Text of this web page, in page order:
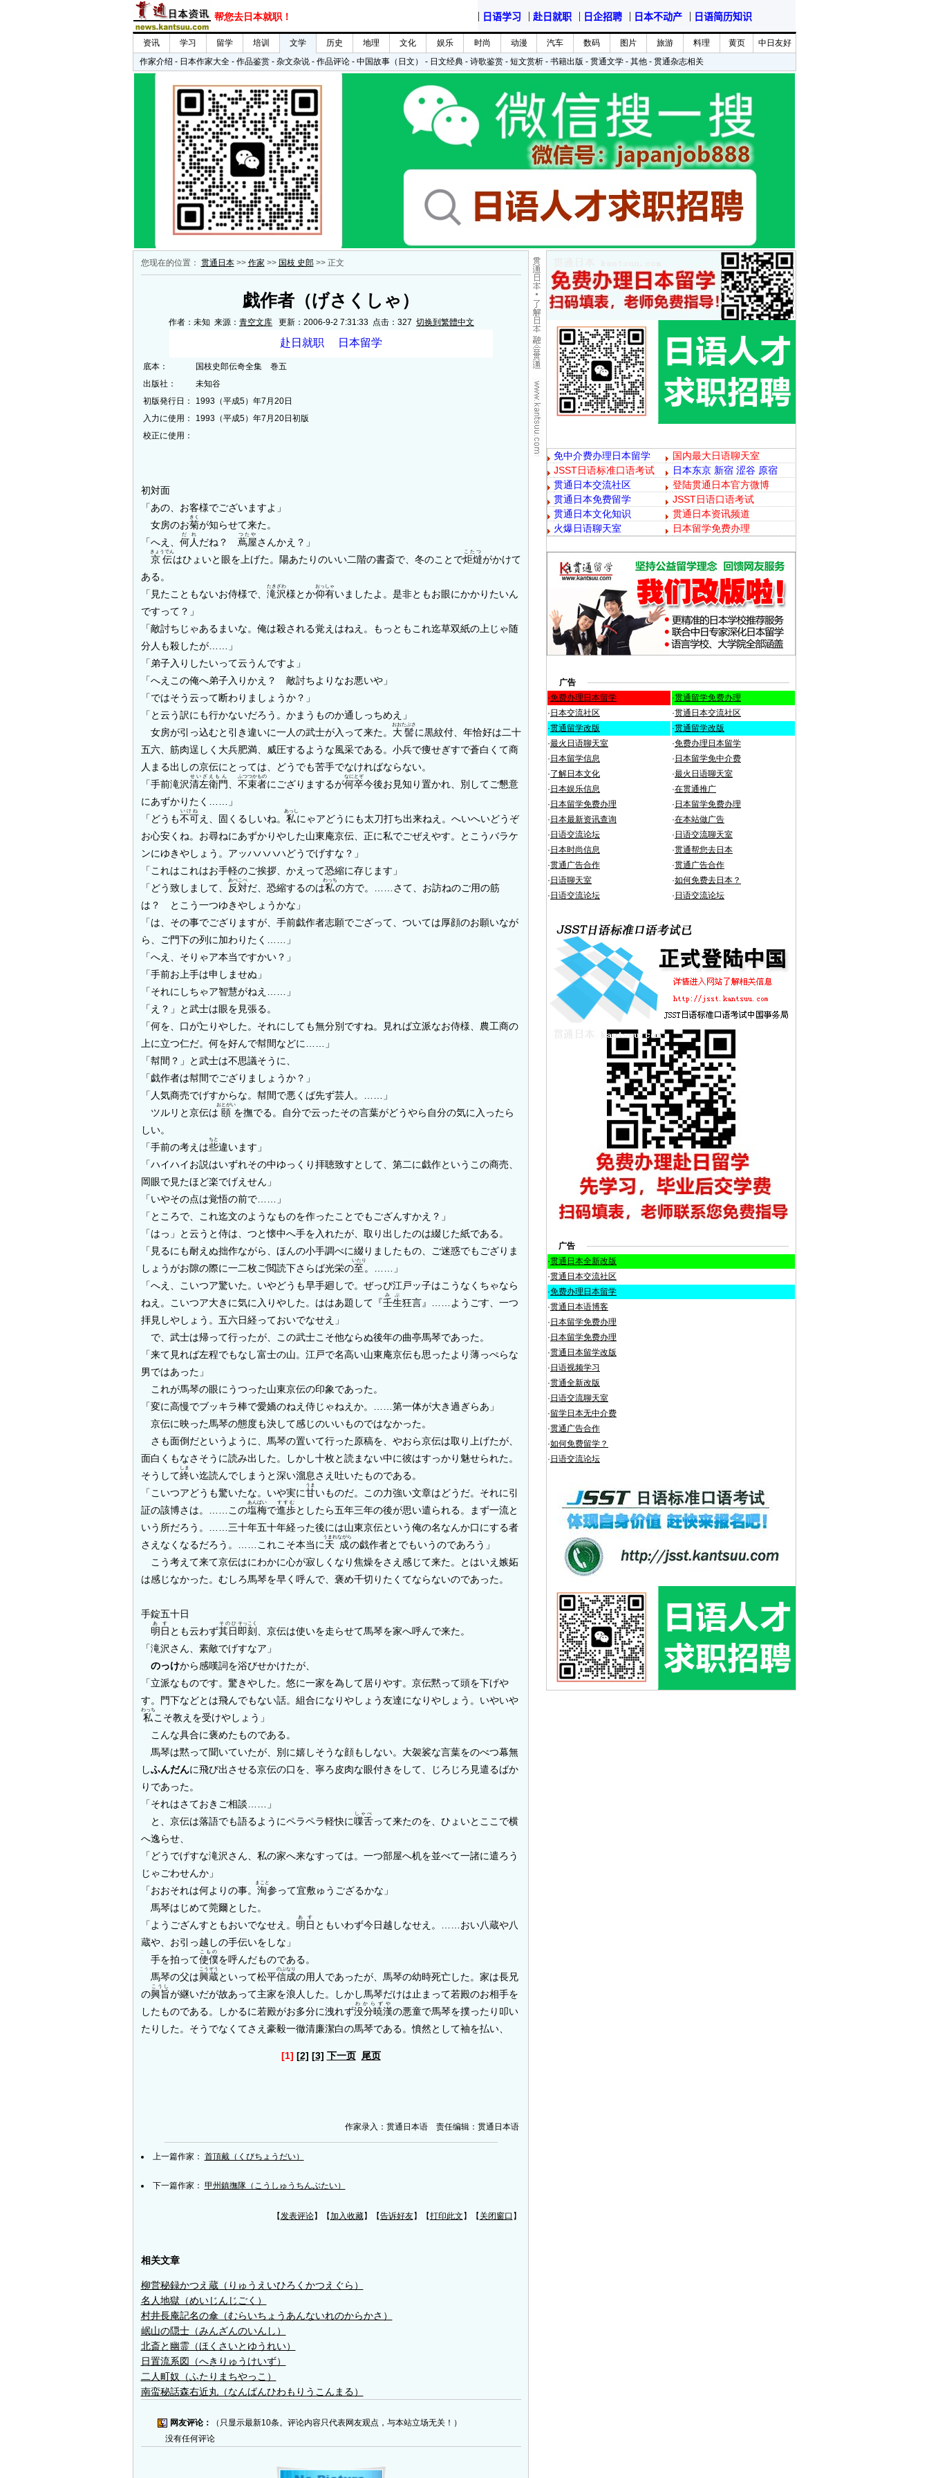
您现在的位置： 贯通日本>> 作家 >> 国枝 史郎>> 正文
戯作者（げさくしゃ）
作者：未知 来源： 青空文库 更新：2006-9-2 7:31:33 点击： 327 切换到繁體中文
底本：
国枝史郎伝奇全集 巻五
出版社：
未知谷
初版発行日：
1993（平成5）年7月20日
入力に使用：
1993（平成5）年7月20日初版
校正に使用：
初対面
「あの、お客様でございますよ」
女房のお菊
きく
が知らせて来た。
「へえ、 何人
だれ
だね？ 蔦屋
つたや
さんかえ？」
京伝
きょうでん
はひょいと眼を上げた。陽あたりのいい二階の書斎で、冬のことで炬燵
こたつ
がかけて
ある。
「見たこともないお侍様で、 滝沢
たきざわ
様とか仰有
おっしゃ
いましたよ。是非ともお眼にかかりたいん
ですって？」
「敵討ちじゃあるまいな。俺は殺される覚えはねえ。もっともこれ迄草双紙の上じゃ随
分人も殺したが……」
「弟子入りしたいって云うんですよ」
「へえこの俺へ弟子入りかえ？ 敵討ちよりなお悪いや」
「ではそう云って断わりましょうか？」
「と云う訳にも行かないだろう。かまうものか通しっちめえ」
女房が引っ込むと引き違いに一人の武士が入って来た。 大髻
おおたぶさ
に黒紋付、年恰好は二十
五六、筋肉逞しく大兵肥満、威圧するような風采である。小兵で痩せぎすで蒼白くて商
人まる出しの京伝にとっては、どうでも苦手でなければならない。
「手前滝沢清左衛門
せいざえもん
不束者
ふつつかもの
にござりまするが何卒
なにとぞ
今後お見知り置かれ、別してご懇意
にあずかりたく……」
「どうも不可
いけね
え、固くるしいね。 私
あっし
にゃアどうにも太刀打ち出来ねえ。へいへいどうぞ
お心安くね。お尋ねにあずかりやした山東庵京伝、正に私でごぜえやす。とこうバラケ
ンにゆきやしょう。アッハハハハどうでげすな？」
「これはこれはお手軽のご挨拶、かえって恐縮に存じます」
「どう致しまして、
反対
あべこべ
だ、恐縮するのは私
わっち
の方で。……さて、お訪ねのご用の筋
は？ とこう一つゆきやしょうかな」
「は、その事でござりますが、手前戯作者志願でござって、ついては厚顔のお願いなが
ら、ご門下の列に加わりたく……」
「へえ、そりゃア本当ですかい？」
「手前お上手は申しませぬ」
「それにしちゃア智慧がねえ……」
「え？」と武士は眼を見張る。
「何を、口が辷りやした。それにしても無分別ですね。見れば立派なお侍様、農工商の
上に立つ仁だ。何を好んで幇間などに……」
「幇間？」と武士は不思議そうに、
「戯作者は幇間でござりましょうか？」
「人気商売でげすからな。幇間で悪くば先ず芸人。……」
ツルリと京伝は 頤
おとがい
を撫でる。自分で云ったその言葉がどうやら自分の気に入ったら
しい。
「手前の考えは些
ちと
違います」
「ハイハイお説はいずれその中ゆっくり拝聴致すとして、第二に戯作というこの商売、
岡眼で見たほど楽でげえせん」
「いやその点は覚悟の前で……」
「ところで、これ迄文のようなものを作ったことでもござんすかえ？」
「はっ」と云うと侍は、つと懐中へ手を入れたが、取り出したのは綴じた紙である。
「見るにも耐えぬ拙作ながら、ほんの小手調べに綴りましたもの、ご迷惑でもござりま
しょうがお隙の際に一二枚ご閲読下さらば光栄の至
いたり
。……」
「へえ、こいつア驚いた。いやどうも早手廻しで。ぜっぴ江戸ッ子はこうなくちゃなら
ねえ。こいつア大きに気に入りやした。ははあ題して『壬生
みぶ
狂言』……ようごす、一つ
拝見しやしょう。五六日経っておいでなせえ」
で、武士は帰って行ったが、この武士こそ他ならぬ後年の曲亭馬琴であった。
「来て見れば左程でもなし富士の山。江戸で名高い山東庵京伝も思ったより薄っぺらな
男ではあった」
これが馬琴の眼にうつった山東京伝の印象であった。
「変に高慢でブッキラ棒で愛嬌のねえ侍じゃねえか。……第一体が大き過ぎらあ」
京伝に映った馬琴の態度も決して感じのいいものではなかった。
さも面倒だというように、馬琴の置いて行った原稿を、やおら京伝は取り上げたが、
面白くもなさそうに読み出した。しかし十枚と読まない中に彼はすっかり魅せられた。
そうして終
しま
い迄読んでしまうと深い溜息さえ吐いたものである。
「こいつアどうも驚いたな。いや実に甘
うま
いものだ。この力強い文章はどうだ。それに引
証の該博さは。……この塩梅
あんばい
で進歩
すすむ
としたら五年三年の後が思い遣られる。まず一流と
いう所だろう。……三十年五十年経った後には山東京伝という俺の名なんか口にする者
さえなくなるだろう。……これこそ本当に天成
うまれながら
の戯作者とでもいうのであろう」
こう考えて来て京伝はにわかに心が寂しくなり焦燥をさえ感じて来た。とはいえ嫉妬
は感じなかった。むしろ馬琴を早く呼んで、褒め千切りたくてならないのであった。
手錠五十日
明日
あす
とも云わず其日
そのひ
即刻
そっこく
、京伝は使いを走らせて馬琴を家へ呼んで来た。
「滝沢さん、素敵でげすなア」
のっけから感嘆詞を浴びせかけたが、
「立派なものです。驚きやした。悠に一家を為して居りやす。京伝黙って頭を下げや
す。門下などとは飛んでもない話。組合になりやしょう友達になりやしょう。いやいや
私
わっち
こそ教えを受けやしょう」
こんな具合に褒めたものである。
馬琴は黙って聞いていたが、別に嬉しそうな顔もしない。大袈裟な言葉をのべつ幕無
しふんだんに飛び出させる京伝の口を、寧ろ皮肉な眼付きをして、じろじろ見遣るばか
りであった。
「それはさておきご相談……」
と、京伝は落語でも語るようにペラペラ軽快に喋舌
しゃべ
って来たのを、ひょいとここで横
へ逸らせ、
「どうでげすな滝沢さん、私の家へ来なすっては。一つ部屋へ机を並べて一諸に遣ろう
じゃごわせんか」
「おおそれは何よりの事。 洵
まこと
参って宜敷ゅうござるかな」
馬琴はじめて莞爾とした。
「ようござんすともおいでなせえ。 明日
あす
ともいわず今日越しなせえ。……おい八蔵や八
蔵や、お引っ越しの手伝いをしな」
手を拍って使僕
こもの
を呼んだものである。
馬琴の父は興蔵
こうぞう
といって松平信成
のぶなり
の用人であったが、馬琴の幼時死亡した。家は長兄
の興旨
こうし
が継いだが故あって主家を浪人した。しかし馬琴だけは止まって若殿のお相手を
したものである。しかるに若殿がお多分に洩れず没分暁漢
わからずや
の悪童で馬琴を撲ったり叩い
たりした。そうでなくてさえ豪毅一徹清廉潔白の馬琴である。憤然として袖を払い、
[1] [2] [3] 下一页 尾页
作家录入：贯通日本语 责任编辑：贯通日本语
上一篇作家： 首頂戴（くびちょうだい）
下一篇作家： 甲州鎮撫隊（こうしゅうちんぶたい）
【发表评论】【加入收藏】【告诉好友】【打印此文 】【 关闭窗口 】
相关文章
柳営秘録かつえ蔵（りゅうえいひろくかつえぐら）
名人地獄（めいじんじごく）
村井長庵記名の傘（むらいちょうあんないれのからかさ）
岷山の隠士（みんざんのいんし）
北斎と幽霊（ほくさいとゆうれい）
日置流系図（へきりゅうけいず）
二人町奴（ふたりまちやっこ）
南蛮秘話森右近丸（なんばんひわもりうこんまる）
网友评论：
（只显示最新10条。评论内容只代表网友观点，与本站立场无关！）
没有任何评论
广告
·免费办理日本留学
· 日本交流社区
·贯通留学改版
·最火日语聊天室
· 日本留学信息
·了解日本文化
· 日本娱乐信息
· 日本留学免费办理
· 日本最新资讯查询
· 日语交流论坛
· 日本时尚信息
·贯通广告合作
· 日语聊天室
· 日语交流论坛
·贯通留学免费办理
·贯通日本交流社区
·贯通留学改版
·免费办理日本留学
· 日本留学免中介费
·最火日语聊天室
·在贯通推广
· 日本留学免费办理
·在本站做广告
· 日语交流聊天室
·贯通帮您去日本
·贯通广告合作
·如何免费去日本？
· 日语交流论坛
广告
·贯通日本全新改版
·贯通日本交流社区
·免费办理日本留学
·贯通日本语博客
· 日本留学免费办理
· 日本留学免费办理
·贯通日本留学改版
· 日语视频学习
·贯通全新改版
· 日语交流聊天室
·留学日本无中介费
·贯通广告合作
·如何免费留学？
· 日语交流论坛